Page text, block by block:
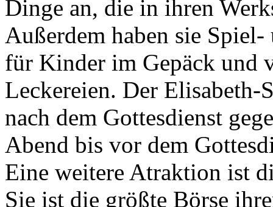
Dinge an, die in ihren
Außerdem haben sie
für Kinder im Gepäck und
Leckereien. Der Elisabeth-
nach dem Gottesdienst
Abend bis vor dem
Eine weitere Atraktion ist
Sie ist die größte Börse